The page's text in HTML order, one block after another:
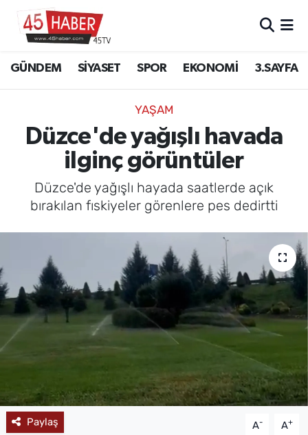
GÜNDEM SİYASET SPOR EKONOMİ 3.SAYFA
YAŞAM
Düzce'de yağışlı havada
ilginç görüntüler
Düzce'de yağışlı hayada saatlerde açık
bırakılan fıskiyeler görenlere pes dedirtti
Paylaş A- A+
SİYASET
EKONOMİ
3.SAYFA
SAĞLIK
YAŞAM
MAGAZİN
Manisa Hava Durumu
Manisa Trafik Yoğunluk Haritası
Süper Lig Puan Durumu ve Fikstür
Son Dakika Haberleri
Haber Arşivi